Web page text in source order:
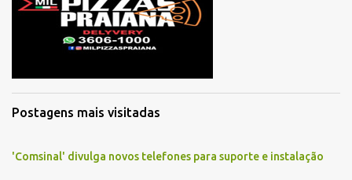
r
s
Postagens mais visitadas
'Comsinal' divulga novos telefones para suporte e instalação